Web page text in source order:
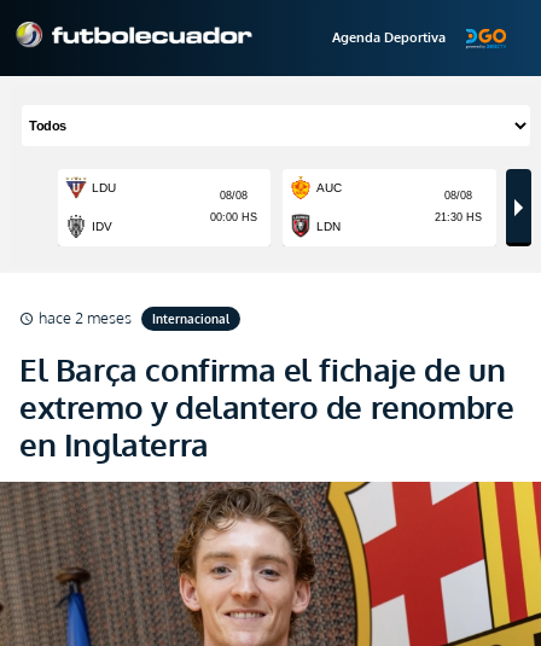
Agenda Deportiva
schedule hace 2 meses Internacional
El Barça confirma el fichaje de un
extremo y delantero de renombre
en Inglaterra